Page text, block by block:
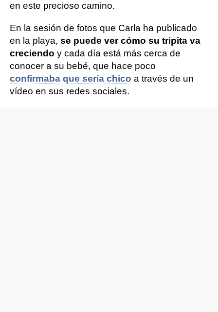
en este precioso camino.
En la sesión de fotos que Carla ha publicado
en la playa, se puede ver cómo su tripita va
creciendo y cada día está más cerca de
conocer a su bebé, que hace poco
confirmaba que sería chico a través de un
vídeo en sus redes sociales.